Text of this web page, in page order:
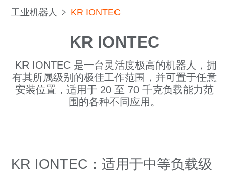
工业机器人 KR IONTEC
KR IONTEC
KR IONTEC 是一台灵活度极高的机器人，拥
有其所属级别的极佳工作范围，并可置于任意
安装位置，适用于 20 至 70 千克负载能力范
围的各种不同应用。
KR IONTEC：适用于中等负载级